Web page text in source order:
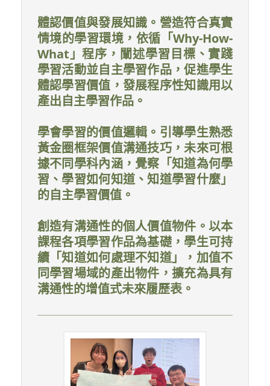
體認價值與發展知識。營造符合真實
情境的學習環境，依循「Why-How-
What」程序，闡述學習目標、實踐
學習活動並自主學習作品，促進學生
體認學習價值，發展程序性知識用以
產出自主學習作品。
學會學習的價值邏輯。引導學生熟悉
黃金圈框架價值溝通技巧，未來可根
據不同學科內涵，覺察「知道為何學
習、學習如何知道、知道學習什麼」
的自主學習價值。
創造有溝通性的個人價值物件。以本
課程各項學習作品為基礎，學生可持
續「知道如何處理不知道」，加值不
同學習場域的產出物件，擴充為具有
溝通性的增值式未來履歷表。